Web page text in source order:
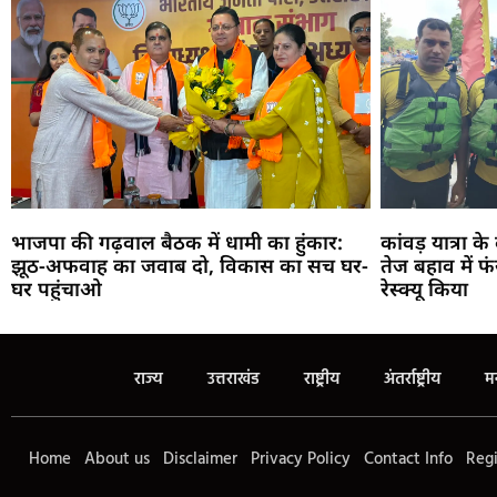
भाजपा की गढ़वाल बैठक में धामी का हुंकार:
झूठ-अफवाह का जवाब दो, विकास का सच घर-
घर पहुंचाओ
कांवड़ यात्रा
तेज बहाव में
रेस्क्यू किया
राज्य उत्तराखंड राष्ट्रीय अंतर्राष्ट्रीय
Home About us Disclaimer Privacy Policy Contact Info